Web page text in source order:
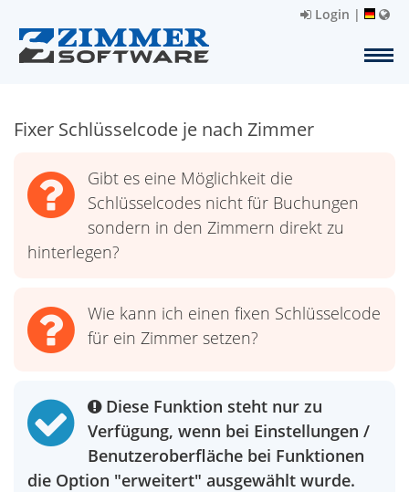
Login |
Fixer Schlüsselcode je nach Zimmer
Gibt es eine Möglichkeit die
Schlüsselcodes nicht für Buchungen
sondern in den Zimmern direkt zu
hinterlegen?
Wie kann ich einen fixen Schlüsselcode
für ein Zimmer setzen?
Diese Funktion steht nur zu
Verfügung, wenn bei Einstellungen /
Benutzeroberfläche bei Funktionen
die Option "erweitert" ausgewählt wurde.